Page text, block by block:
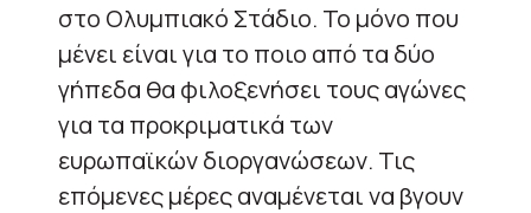
στο Ολυμπιακό Στάδιο. Το μόνο που
μένει είναι για το ποιο από τα δύο
γήπεδα θα φιλοξενήσει τους αγώνες
για τα προκριματικά των
ευρωπαϊκών διοργανώσεων. Τις
επόμενες μέρες αναμένεται να βγουν